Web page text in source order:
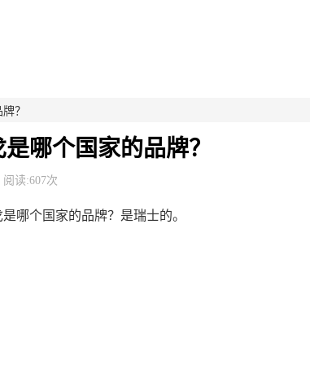
？
哪个国家的品牌？
阅读:607次
哪个国家的品牌？是瑞士的。